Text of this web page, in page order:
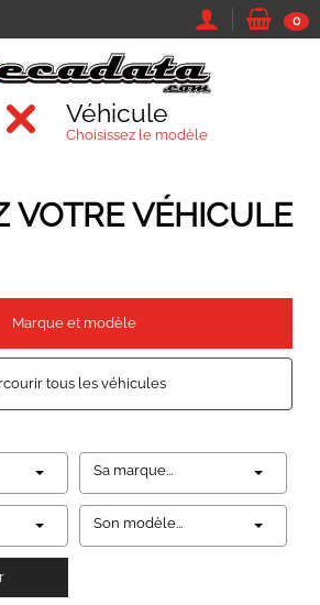
0
Véhicule
Choisissez le modèle
VOTRE VÉHICULE
Marque et modèle
tous les véhicules
Sa marque...
Son modèle...